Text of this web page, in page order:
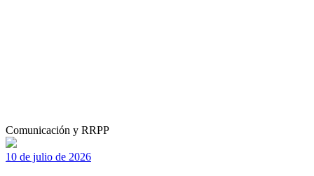
Comunicación y RRPP
10 de julio de 2026